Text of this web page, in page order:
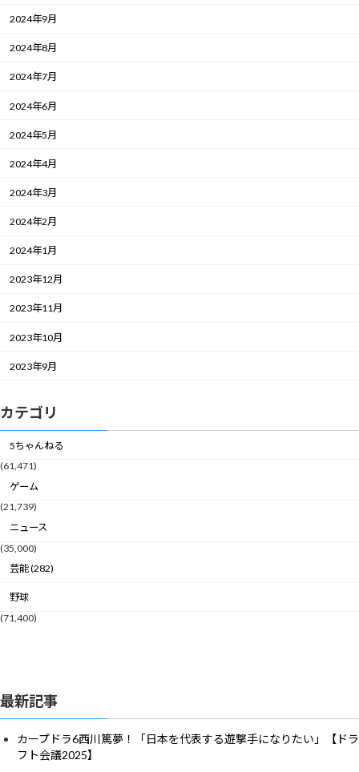
2024年9月
2024年8月
2024年7月
2024年6月
2024年5月
2024年4月
2024年3月
2024年2月
2024年1月
2023年12月
2023年11月
2023年10月
2023年9月
カテゴリ
5ちゃんねる
(61,471)
ゲーム
(21,739)
ニュース
(35,000)
芸能 (282)
野球
(71,400)
最新記事
カープドラ6西川篤夢！「日本を代表する遊撃手になりたい」【ドラ
フト会議2025】